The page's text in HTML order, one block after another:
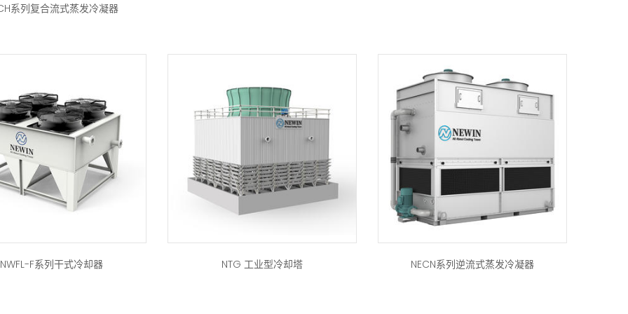
系列复合流式蒸发冷凝器
NWFL-F系列干式冷却器 NTG 工业型冷却塔 NECN系列逆流式蒸发冷凝器